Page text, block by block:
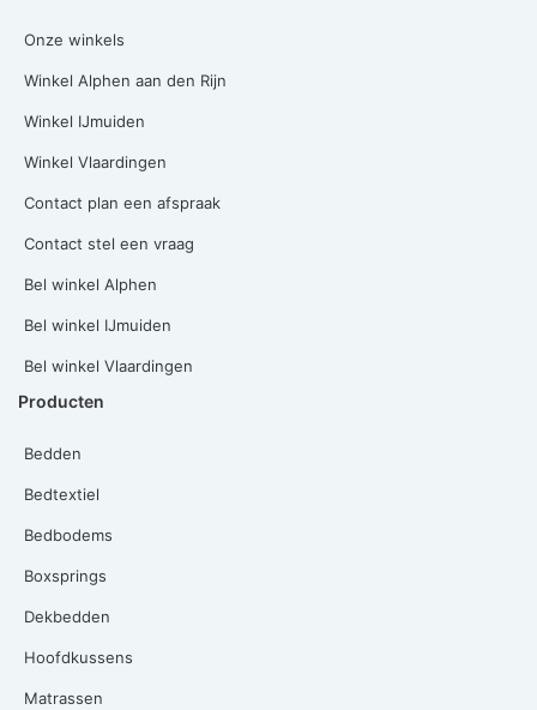
Onze winkels
Winkel Alphen aan den Rijn
Winkel IJmuiden
Winkel Vlaardingen
Contact plan een afspraak
Contact stel een vraag
Bel winkel Alphen
Bel winkel IJmuiden
Bel winkel Vlaardingen
Producten
Bedden
Bedtextiel
Bedbodems
Boxsprings
Dekbedden
Hoofdkussens
Matrassen